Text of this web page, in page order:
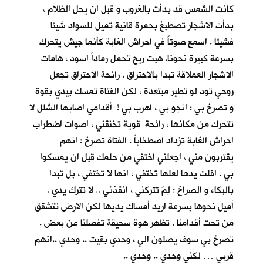
كانت الشمس قد بدأت بالغروب و قبل ان يحل الظلام ،
بدأت الاشجار تصطبغ بحمرة قانية تميل للسواد شيئا
فشيئا . اسمع صوتاً في احراش الغابة كأنما جيش يتحرك
بسرعة كبيرة نحونا. هبت ريح تحمل رماداً اسود ، هامات
الاشجار العملاقة تبدا بالاحتراق ، رائحة الاحتراق تجعل
روحي تود لو تطير مبتعدة ، لكن الفتاة تمسك بيدي بقوة
و تصرخ بي : انجو بي ، اهرب بي ! أقدامي اصابها الشلل لا
تتحرك من مكانها ، رائحة قوية تخنقني ، اصوات اضطراب
احراش الغابة تزداد اصطخاباً . الفتاة تصرخ : انهم
يقتربون مني ، اجعلني اختفي من حلمك قبل ان يمسكوا
بي . افلت يدها لعلها تختفي ، انها لا تختفي ، بل تبدا
بالبكاء و الصراخ : لِمَ تتركني ، انقذني .. لا تترك يدي .
أميل نحوها بسرعة اريد أمساك يديها لكن الارض تتشقق
من تحت أقدامنا ، تظهر هوة سحيقة تفصلنا عن بعض .
تصرخ بي سوف يصلون الي ، وحدي بقيت .. وحدي ..انهم
قربي … لكني وحدي .. وحدي ..